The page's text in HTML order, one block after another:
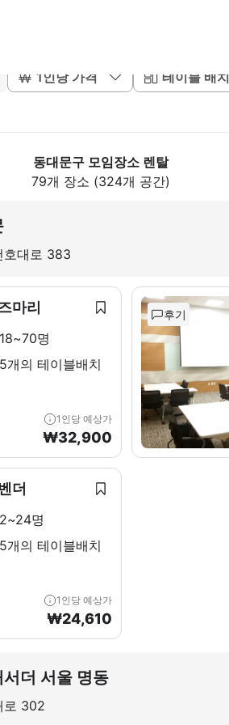
1인당 가격 테이블 배치
동대문구 모임장소 렌탈
79개 장소 (324개 공간)
호대로 383
마리
18~70명
5개의 테이블배치
1인당 예상가
₩32,900
후기
더
2~24명
5개의 테이블배치
1인당 예상가
₩24,610
더 서울 명동
로 302